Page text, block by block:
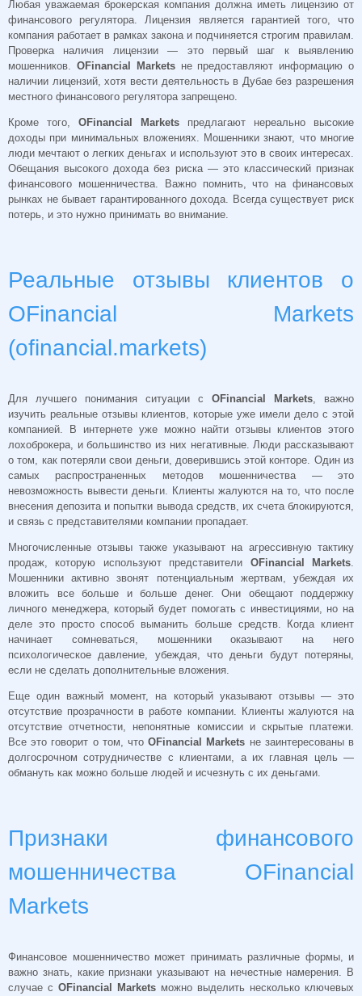
Любая уважаемая брокерская компания должна иметь лицензию от
финансового регулятора. Лицензия является гарантией того, что
компания работает в рамках закона и подчиняется строгим правилам.
Проверка наличия лицензии — это первый шаг к выявлению
мошенников. OFinancial Marketsне предоставляют информацию о
наличии лицензий, хотя вести деятельность в Дубае без разрешения
местного финансового регулятора запрещено.
Кроме того, OFinancial Markets предлагают нереально высокие
доходы при минимальных вложениях. Мошенники знают, что многие
люди мечтают о легких деньгах и используют это в своих интересах.
Обещания высокого дохода без риска — это классический признак
финансового мошенничества. Важно помнить, что на финансовых
рынках не бывает гарантированного дохода. Всегда существует риск
потерь, и это нужно принимать во внимание.
Реальные отзывы клиентов о
OFinancial Markets
(ofinancial.markets)
Для лучшего понимания ситуации с OFinancial Markets, важно
изучить реальные отзывы клиентов, которые уже имели дело с этой
компанией. В интернете уже можно найти отзывы клиентов этого
лохоброкера, и большинство из них негативные. Люди рассказывают
о том, как потеряли свои деньги, доверившись этой конторе. Один из
самых распространенных методов мошенничества — это
невозможность вывести деньги. Клиенты жалуются на то, что после
внесения депозита и попытки вывода средств, их счета блокируются,
и связь с представителями компании пропадает.
Многочисленные отзывы также указывают на агрессивную тактику
продаж, которую используют представители OFinancial Markets
Мошенники активно звонят потенциальным жертвам, убеждая их
вложить все больше и больше денег. Они обещают поддержку
личного менеджера, который будет помогать с инвестициями, но на
деле это просто способ выманить больше средств. Когда клиент
начинает сомневаться, мошенники оказывают на него
психологическое давление, убеждая, что деньги будут потеряны,
если не сделать дополнительные вложения.
Еще один важный момент, на который указывают отзывы — это
отсутствие прозрачности в работе компании. Клиенты жалуются на
отсутствие отчетности, непонятные комиссии и скрытые платежи.
Все это говорит о том, чтоOFinancial Markets не заинтересованы в
долгосрочном сотрудничестве с клиентами, а их главная цель —
обмануть как можно больше людей и исчезнуть с их деньгами.
Признаки финансового
мошенничества OFinancial
Markets
Финансовое мошенничество может принимать различные формы, и
важно знать, какие признаки указывают на нечестные намерения. В
случае с OFinancial Markets можно выделить несколько ключевых